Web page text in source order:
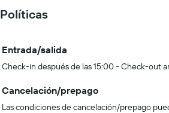
Políticas
Entrada/salida
Check-in después de las 15:00 - Check-out
Cancelación/prepago
Las condiciones de cancelación/prepago